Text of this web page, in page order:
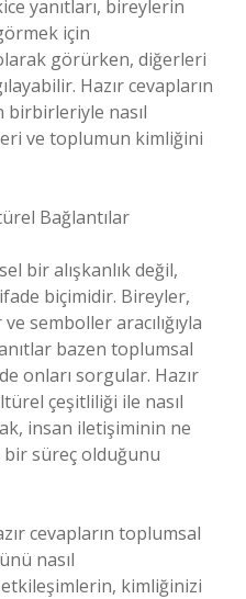
yanıtları, bireylerin
için
görürken, diğerleri
Hazır cevapların
nasıl
ve toplumun kimliğini
Bağlantılar
bir alışkanlık değil,
biçimidir. Bireyler,
semboller aracılığıyla
bazen toplumsal
onları sorgular. Hazır
çeşitliliği ile nasıl
insan iletişiminin ne
bir süreç olduğunu
cevapların toplumsal
nasıl
kimliğinizi